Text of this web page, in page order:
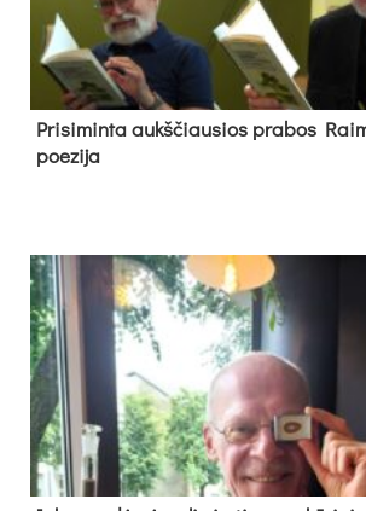
Pri­si­min­ta aukš­čiau­sios pra­bos
poe­zi­ja